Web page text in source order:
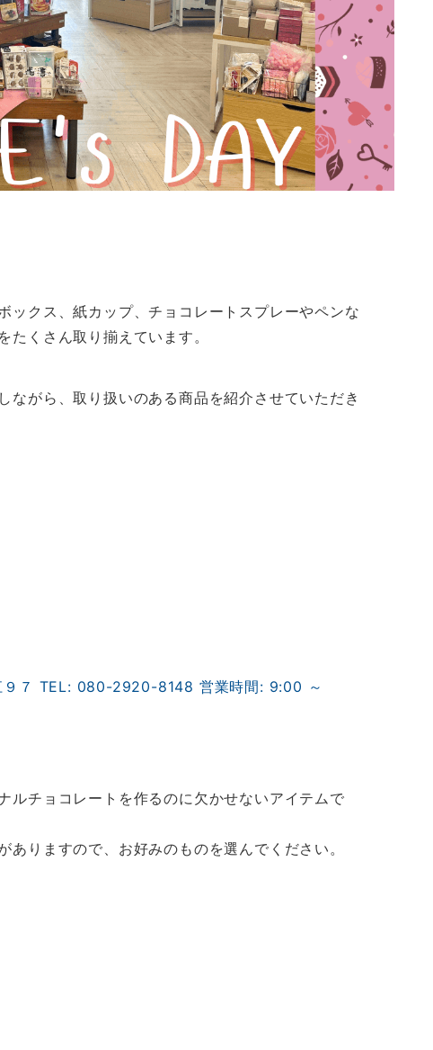
ックス、紙カップ、チョコレートスプレーやペンな
たくさん取り揃えています。
ながら、取り扱いのある商品を紹介させていただき
９７ TEL: 080-2920-8148 営業時間: 9:00 ～
ルチョコレートを作るのに欠かせないアイテムで
りますので、お好みのものを選んでください。